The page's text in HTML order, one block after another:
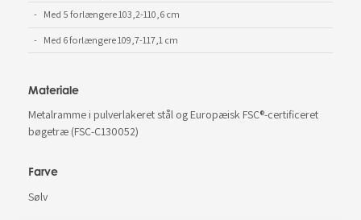
Med 5 forlængere 103,2-110,6 cm
Med 6 forlængere 109,7-117,1 cm
Materiale
Metalramme i pulverlakeret stål og Europæisk FSC®-certificeret
bøgetræ (FSC-C130052)
Farve
Sølv